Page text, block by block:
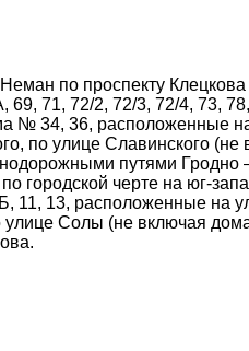
Неман по проспекту
71, 72/2, 72/3, 72/4, 73,
№ 34, 36, расположенные
по улице Славинского
путями
городской черте на юг-
11, 13, расположенные на
Солы (не включая